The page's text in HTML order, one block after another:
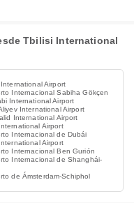
Tbilisi International
Airport
Internacional Sabiha Gökçen
International Airport
International Airport
International Airport
Airport
Internacional de Dubái
Airport
Internacional Ben Gurión
Internacional de Shanghái-
de Ámsterdam-Schiphol